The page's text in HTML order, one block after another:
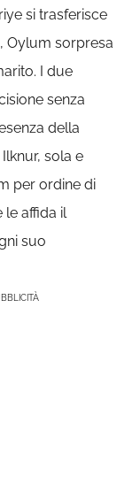
si trasferisce
Oylum sorpresa
I due
senza
della
sola e
per ordine di
le affida il
suo